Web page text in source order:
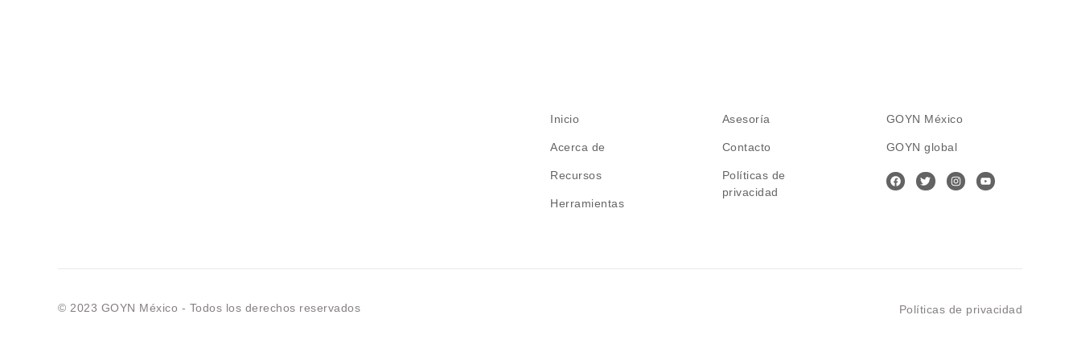
Inicio
Acerca de
Recursos
Herramientas
Asesoría
Contacto
Políticas de
privacidad
GOYN México
GOYN global
© 2023 GOYN México - Todos los derechos reservados Políticas de privacidad